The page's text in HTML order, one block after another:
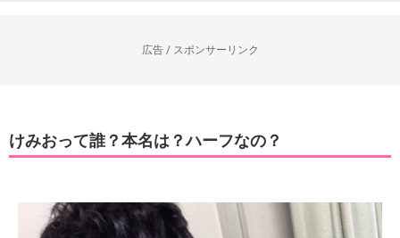
広告 / スポンサーリンク
けみおって誰？本名は？ハーフなの？